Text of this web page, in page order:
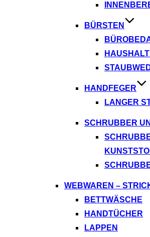
BÜRSTEN
HANDFEGER
LANGER
SCHRUBBER
WEBWAREN –
BETTWÄSCHE
HANDTÜCHER
LAPPEN